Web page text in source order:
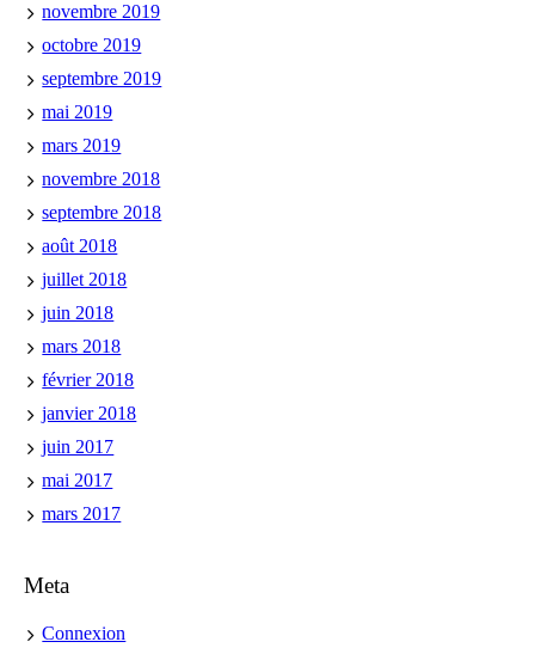
novembre 2019
octobre 2019
septembre 2019
mai 2019
mars 2019
novembre 2018
septembre 2018
août 2018
juillet 2018
juin 2018
mars 2018
février 2018
janvier 2018
juin 2017
mai 2017
mars 2017
Meta
Connexion